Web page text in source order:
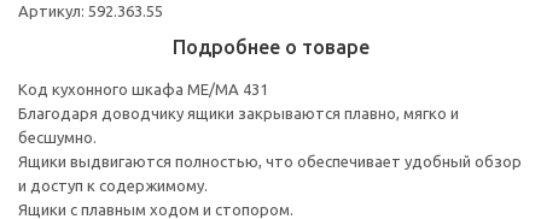
Артикул: 592.363.55
Подробнее о товаре
Код кухонного шкафа ME/MA 431
Благодаря доводчику ящики закрываются плавно, мягко и
бесшумно.
Ящики выдвигаются полностью, что обеспечивает удобный обзор
и доступ к содержимому.
Ящики с плавным ходом и стопором.